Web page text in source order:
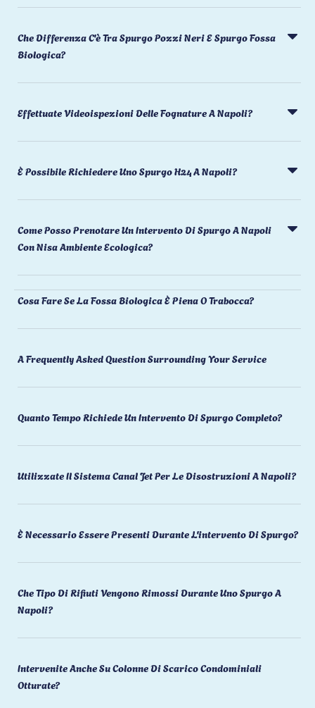
Che Differenza C'è Tra Spurgo Pozzi Neri E Spurgo Fossa
Biologica?
Effettuate Videoispezioni Delle Fognature A Napoli?
È Possibile Richiedere Uno Spurgo H24 A Napoli?
Come Posso Prenotare Un Intervento Di Spurgo A Napoli
Con Nisa Ambiente Ecologica?
Cosa Fare Se La Fossa Biologica È Piena O Trabocca?
A Frequently Asked Question Surrounding Your Service
Quanto Tempo Richiede Un Intervento Di Spurgo Completo?
Utilizzate Il Sistema Canal Jet Per Le Disostruzioni A Napoli?
È Necessario Essere Presenti Durante L'intervento Di Spurgo?
Che Tipo Di Rifiuti Vengono Rimossi Durante Uno Spurgo A
Napoli?
Intervenite Anche Su Colonne Di Scarico Condominiali
Otturate?